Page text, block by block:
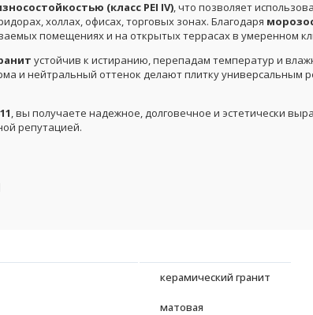
(класс PEI IV) , что позволяет
холлах, офисах, торговых зонах. Благодаря
помещениях и на открытых террасах в умеренном
устойчив к истиранию, перепадам температур и
и нейтральный оттенок делают плитку
, вы получаете надежное, долговечное и эстетически
репутацией.
керамический гранит
матовая